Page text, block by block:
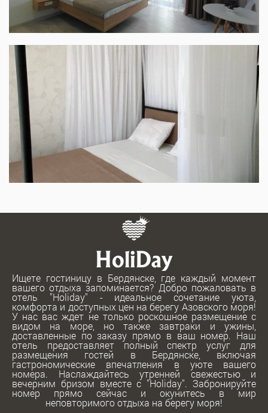
HoliDay
Ищете гостиницу в Бердянске, где каждый момент
вашего отдыха запоминается? Добро пожаловать в
отель "Holiday" - идеальное сочетание уюта,
комфорта и доступных цен на берегу Азовского моря!
У нас вас ждет не только роскошное размещение с
видом на море, но также завтраки и ужины,
доставленные по заказу прямо в ваш номер. Наш
отель предоставляет полный спектр услуг для
размещения гостей в Бердянске, включая
гастрономические впечатления в уюте вашего
номера. Наслаждайтесь утренней свежестью и
вечерним бризом вместе с "Holiday". Забронируйте
номер прямо сейчас и окунитесь в мир
неповторимого отдыха на берегу моря!